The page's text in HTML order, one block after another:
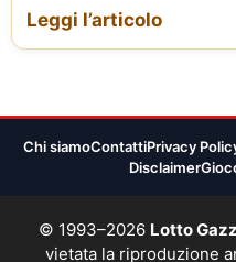
Leggi l’articolo
Chi siamoContattiPrivacy
Disclaimer
© 1993–2026 Lotto
vietata la riproduzione